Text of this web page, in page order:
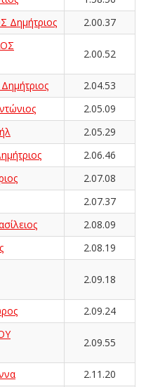
2.00.37
2.00.52
2.04.53
2.05.09
2.05.29
2.06.46
2.07.08
2.07.37
2.08.09
2.08.19
2.09.18
2.09.24
2.09.55
2.11.20